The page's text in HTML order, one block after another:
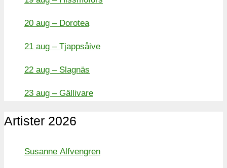
20 aug – Dorotea
21 aug – Tjappsåive
22 aug – Slagnäs
23 aug – Gällivare
Artister 2026
Susanne Alfvengren